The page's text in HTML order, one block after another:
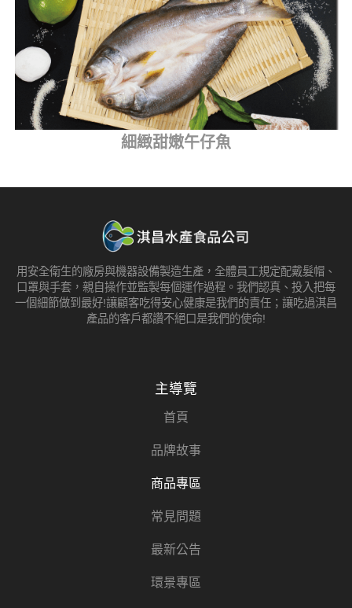
細緻甜嫩午仔魚
用安全衛生的廠房與機器設備製造生產，全體員工規定配戴髮帽、
口罩與手套，親自操作並監製每個運作過程。我們認真、投入把每
一個細節做到最好!讓顧客吃得安心健康是我們的責任；讓吃過淇昌
產品的客戶都讚不絕口是我們的使命!
主導覽
首頁
品牌故事
商品專區
常見問題
最新公告
環景專區